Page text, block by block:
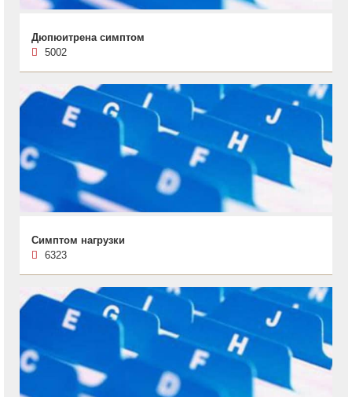
Дюпюитрена симптом
5002
Симптом нагрузки
6323